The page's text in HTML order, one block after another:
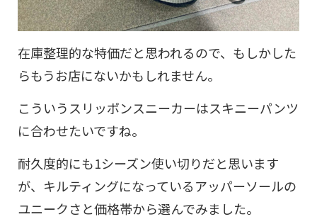
在庫整理的な特価だと思われるので、もしかした
らもうお店にないかもしれません。
こういうスリッポンスニーカーはスキニーパンツ
に合わせたいですね。
耐久度的にも1シーズン使い切りだと思います
が、キルティングになっているアッパーソールの
ユニークさと価格帯から選んでみました。